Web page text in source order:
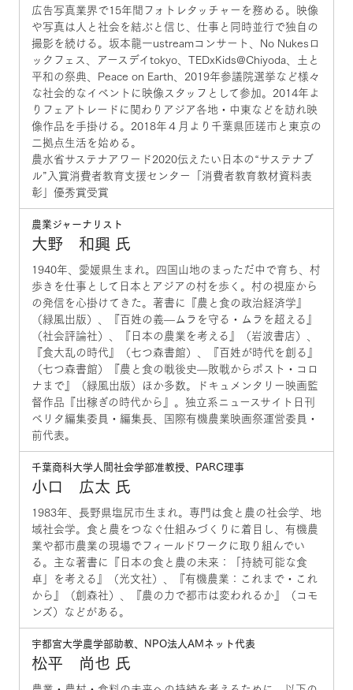
広告写真業界で15年間フォトレタッチャーを務める。映像
や写真は人と社会を結ぶと信じ、仕事と同時並行で独自の
撮影を続ける。坂本龍一ustreamコンサート、No Nukesロ
ックフェス、アースデイtokyo、TEDxKids@Chiyoda、土と
平和の祭典、Peace on Earth、2019年参議院選挙など様々
な社会的なイベントに映像スタッフとして参加。2014年よ
りフェアトレードに関わりアジア各地・中東などを訪れ映
像作品を手掛ける。2018年４月より千葉県匝瑳市と東京の
二拠点生活を始める。
農水省サステナアワード2020伝えたい日本の“サステナブ
ル”入賞消費者教育支援センター「消費者教育教材資料表
彰」優秀賞受賞
農業ジャーナリスト
大野 和興 氏
1940年、愛媛県生まれ。四国山地のまっただ中で育ち、村
歩きを仕事として日本とアジアの村を歩く。村の視座から
の発信を心掛けてきた。著書に『農と食の政治経済学』
（緑風出版）、『百姓の義—ムラを守る・ムラを超える』
（社会評論社）、『日本の農業を考える』（岩波書店）、
『食大乱の時代』（七つ森書館）、『百姓が時代を創る』
（七つ森書館）『農と食の戦後史—敗戦からポスト・コロ
ナまで』（緑風出版）ほか多数。ドキュメンタリー映画監
督作品『出稼ぎの時代から』。独立系ニュースサイト日刊
ベリタ編集委員・編集長、国際有機農業映画祭運営委員・
前代表。
千葉商科大学人間社会学部准教授、PARC理事
小口 広太 氏
1983年、長野県塩尻市生まれ。専門は食と農の社会学、地
域社会学。食と農をつなぐ仕組みづくりに着目し、有機農
業や都市農業の現場でフィールドワークに取り組んでい
る。主な著書に『日本の食と農の未来：「持続可能な食
卓」を考える』（光文社）、『有機農業：これまで・これ
から』（創森社）、『農の力で都市は変われるか』（コモ
ンズ）などがある。
宇都宮大学農学部助教、NPO法人AMネット代表
松平 尚也 氏